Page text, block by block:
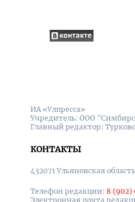
ИА «Улпресса»
Учредитель: ООО
Главный редактор:
КОНТАКТЫ
432071 Ульяновская
Телефон редакции: 8
Электронная почта